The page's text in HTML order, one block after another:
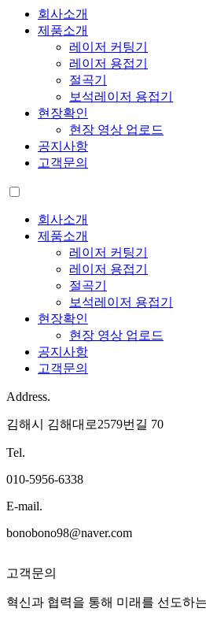
회사소개
제품소개
레이저 커팅기
레이저 용접기
절곡기
보석레이저 용접기
현장확인
현장 영상 업로드
공지사항
고객문의
회사소개
제품소개
레이저 커팅기
레이저 용접기
절곡기
보석레이저 용접기
현장확인
현장 영상 업로드
공지사항
고객문의
Address.
김해시 김해대로2579번길 70
Tel.
010-5956-6338
E-mail.
bonobono98@naver.com
고객문의
혁신과 협력을 통해 미래를 선도하